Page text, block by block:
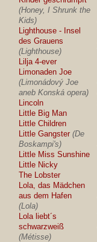
(Honey, I Shrunk the
Kids)
Lighthouse - Insel
des Grauens
(Lighthouse)
Lilja 4-ever
Limonaden Joe
(Limonádový Joe
aneb Konská opera)
Lincoln
Little Big Man
Little Children
Little Gangster (De
Boskampi's)
Little Miss Sunshine
Little Nicky
The Lobster
Lola, das Mädchen
aus dem Hafen
(Lola)
Lola liebt´s
schwarzweiß
(Métisse)